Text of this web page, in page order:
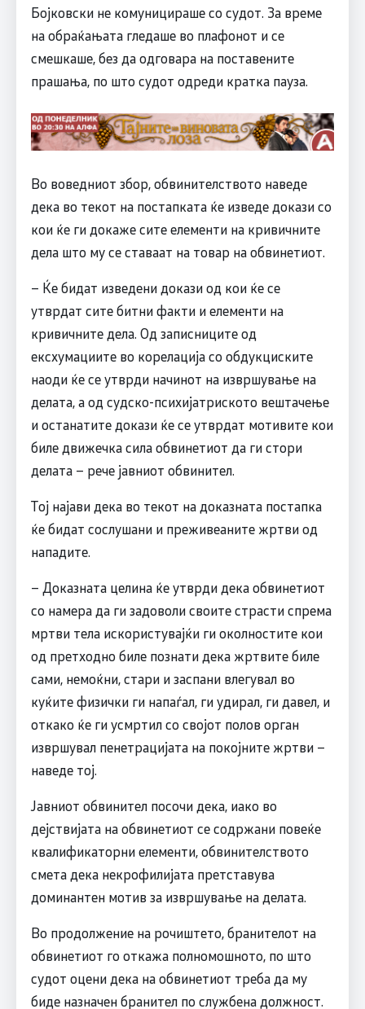
Бојковски не комуницираше со судот. За време
на обраќањата гледаше во плафонот и се
смешкаше, без да одговара на поставените
прашања, по што судот одреди кратка пауза.
Во воведниот збор, обвинителството наведе
дека во текот на постапката ќе изведе докази со
кои ќе ги докаже сите елементи на кривичните
дела што му се ставаат на товар на обвинетиот.
– Ќе бидат изведени докази од кои ќе се
утврдат сите битни факти и елементи на
кривичните дела. Од записниците од
ексхумациите во корелација со обдукциските
наоди ќе се утврди начинот на извршување на
делата, а од судско-психијатриското вештачење
и останатите докази ќе се утврдат мотивите кои
биле движечка сила обвинетиот да ги стори
делата – рече јавниот обвинител.
Тој најави дека во текот на доказната постапка
ќе бидат сослушани и преживеаните жртви од
нападите.
– Доказната целина ќе утврди дека обвинетиот
со намера да ги задоволи своите страсти спрема
мртви тела искористувајќи ги околностите кои
од претходно биле познати дека жртвите биле
сами, немоќни, стари и заспани влегувал во
куќите физички ги напаѓал, ги удирал, ги давел, и
откако ќе ги усмртил со својот полов орган
извршувал пенетрацијата на покојните жртви –
наведе тој.
Јавниот обвинител посочи дека, иако во
дејствијата на обвинетиот се содржани повеќе
квалификаторни елементи, обвинителството
смета дека некрофилијата претставува
доминантен мотив за извршување на делата.
Во продолжение на рочиштето, бранителот на
обвинетиот го откажа полномошното, по што
судот оцени дека на обвинетиот треба да му
биде назначен бранител по службена должност.